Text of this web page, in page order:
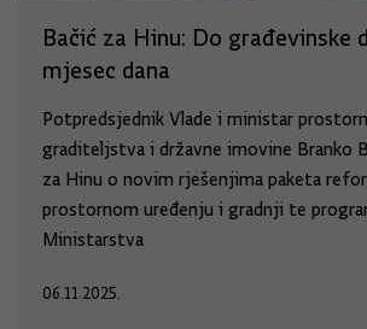
Bačić za Hinu: Do građevinske
mjesec dana
Potpredsjednik Vlade i ministar
graditeljstva i državne imovine Branko
za Hinu o novim rješenjima paketa
prostornom uređenju i gradnji te
Ministarstva
06.11.2025.